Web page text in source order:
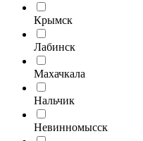
Крымск
Лабинск
Махачкала
Нальчик
Невинномысск